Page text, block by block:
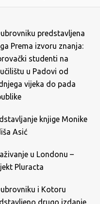
predstavljena
Prema izvoru znanja:
studenti na
u Padovi od
vijeka do pada
knjige Monike
Asić
u Londonu –
Pluracta
i Kotoru